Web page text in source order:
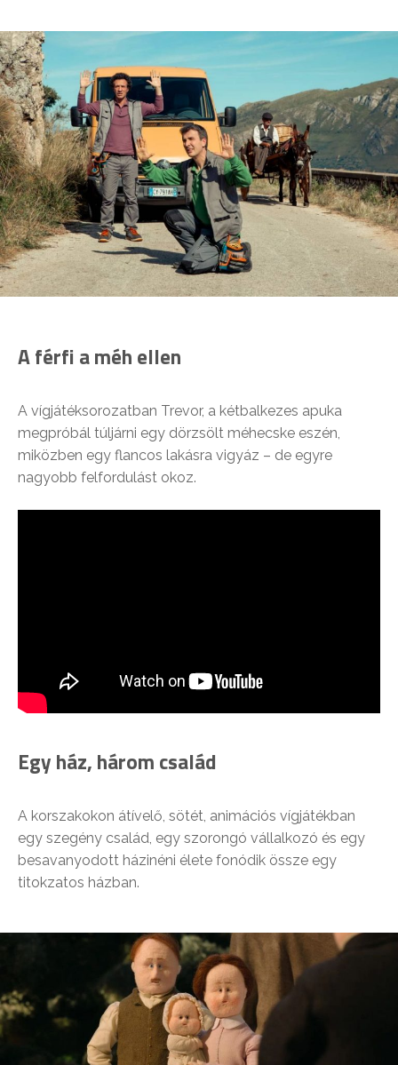
A férfi a méh ellen
A vígjátéksorozatban Trevor, a kétbalkezes apuka
megpróbál túljárni egy dörzsölt méhecske eszén,
miközben egy flancos lakásra vigyáz – de egyre
nagyobb felfordulást okoz.
Egy ház, három család
A korszakokon átívelő, sötét, animációs vígjátékban
egy szegény család, egy szorongó vállalkozó és egy
besavanyodott házinéni élete fonódik össze egy
titokzatos házban.